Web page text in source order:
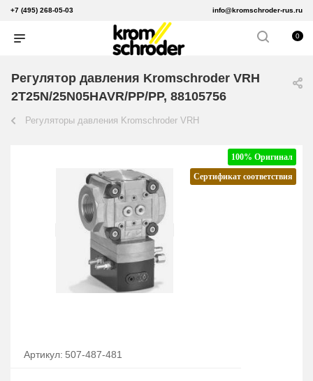
+7 (495) 268-05-03 info@kromschroder-rus.ru
0
Регулятор давления Kromschroder VRH
2T25N/25N05HAVR/PP/PP, 88105756
Регуляторы давления Kromschroder VRH
100% Оригинал
Сертификат соответствия
Артикул: 507-487-481